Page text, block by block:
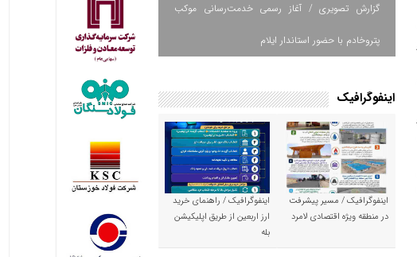
گزارش تصویری / آغاز رسمی خدمت‌رسانی موکب
پتروخادم با حضور استاندار ایلام
اینفوگرافیک
اینفوگرافیک / مسیر پیشرفت
در منطقه ویژه اقتصادی لامرد
اینفوگرافیک / راهنمای خرید
ارز اربعین از طریق اپلیکیشن
بله